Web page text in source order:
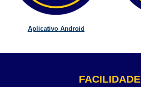
Aplicativo Android
FACILIDADE